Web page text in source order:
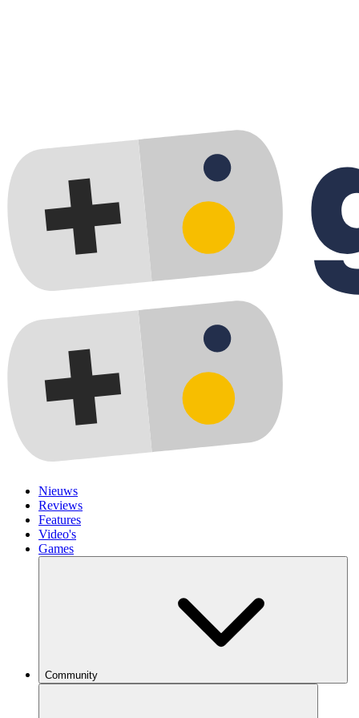
Nieuws
Reviews
Features
Video's
Games
Community